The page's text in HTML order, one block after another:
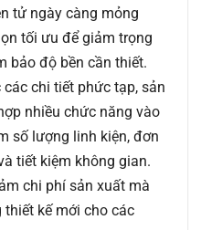
tử ngày càng mỏng
tối ưu để giảm trọng
bảo độ bền cần thiết.
chi tiết phức tạp, sản
nhiều chức năng vào
số lượng linh kiện, đơn
tiết kiệm không gian.
chi phí sản xuất mà
kế mới cho các